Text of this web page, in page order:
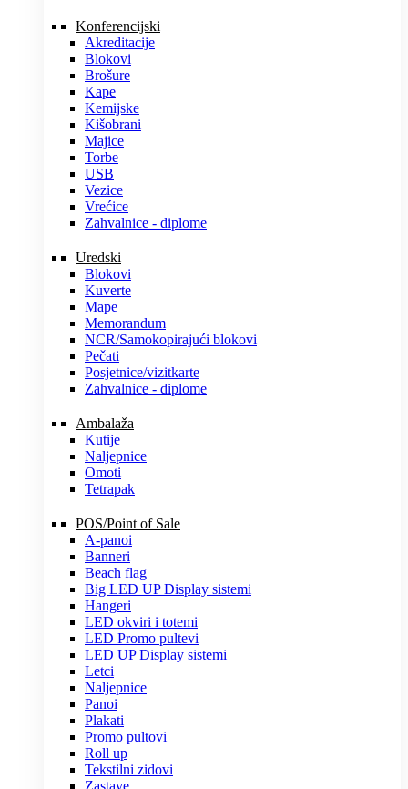
Konferencijski
Akreditacije
Blokovi
Brošure
Kape
Kemijske
Kišobrani
Majice
Torbe
USB
Vezice
Vrećice
Zahvalnice - diplome
Uredski
Blokovi
Kuverte
Mape
Memorandum
NCR/Samokopirajući blokovi
Pečati
Posjetnice/vizitkarte
Zahvalnice - diplome
Ambalaža
Kutije
Naljepnice
Omoti
Tetrapak
POS/Point of Sale
A-panoi
Banneri
Beach flag
Big LED UP Display sistemi
Hangeri
LED okviri i totemi
LED Promo pultevi
LED UP Display sistemi
Letci
Naljepnice
Panoi
Plakati
Promo pultovi
Roll up
Tekstilni zidovi
Zastave